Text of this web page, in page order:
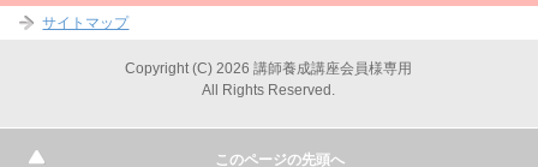
サイトマップ
Copyright (C) 2026 講師養成講座会員様専用
All Rights Reserved.
このページの先頭へ